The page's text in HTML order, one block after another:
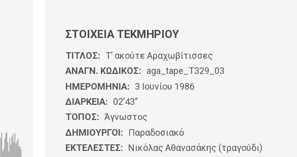
ΣΤΟΙΧΕΙΑ ΤΕΚΜΗΡΙΟΥ
ΤΙΤΛΟΣ: Τ’ ακούτε Αραχωβίτισσες
ΑΝΑΓΝ. ΚΩΔΙΚΟΣ: aga_tape_T329_03
ΗΜΕΡΟΜΗΝΊΑ: 3 Ιουνίου 1986
ΔΙΑΡΚΕΙΑ: 02’43”
ΤΟΠΟΣ: Άγνωστος
ΔΗΜΙΟΥΡΓΟΙ:
Παραδοσιακό
ΕΚΤΕΛΕΣΤΕΣ: Νικόλας Αθανασάκης (τραγούδι)